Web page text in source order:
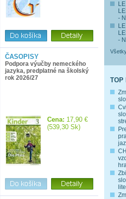
-
-
TOP
ČASOPISY
Podpora výučby nemeckého
jazyka, predplatné na školský
rok 2026/27
Cena: 17,90 €
(539,30 Sk)